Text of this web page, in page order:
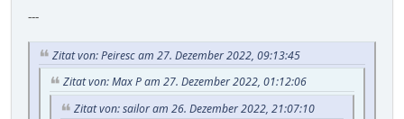
---
Zitat von: Peiresc am 27. Dezember 2022, 09:13:45
Zitat von: Max P am 27. Dezember 2022, 01:12:06
Zitat von: sailor am 26. Dezember 2022, 21:07:10